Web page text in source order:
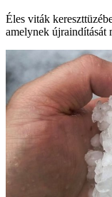
Éles viták
amelynek újraindítását